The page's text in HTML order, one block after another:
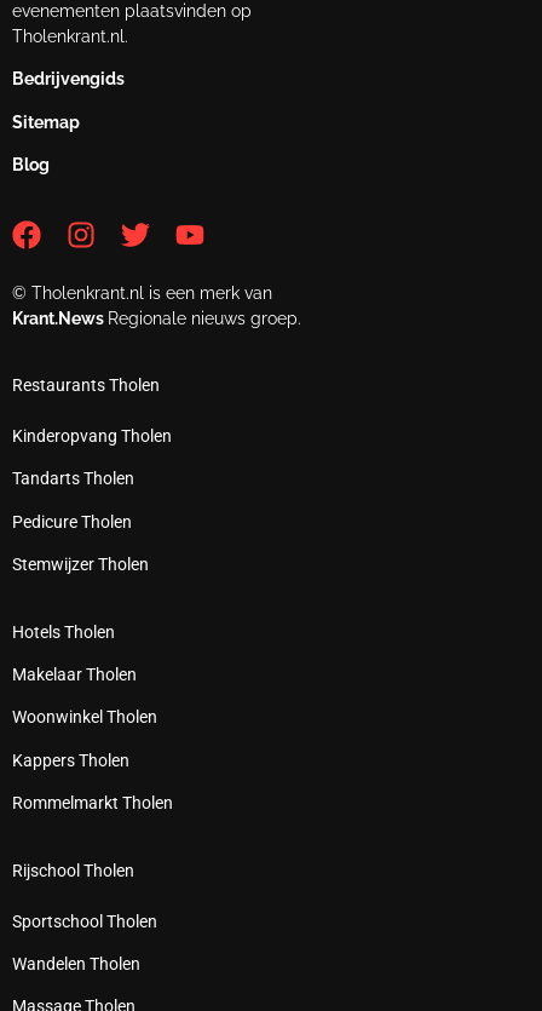
evenementen plaatsvinden op
Tholenkrant.nl.
Bedrijvengids
Sitemap
Blog
© Tholenkrant.nl is een merk van
Krant.News Regionale nieuws groep.
Restaurants Tholen
Kinderopvang Tholen
Tandarts Tholen
Pedicure Tholen
Stemwijzer Tholen
Hotels Tholen
Makelaar Tholen
Woonwinkel Tholen
Kappers Tholen
Rommelmarkt Tholen
Rijschool Tholen
Sportschool Tholen
Wandelen Tholen
Massage Tholen